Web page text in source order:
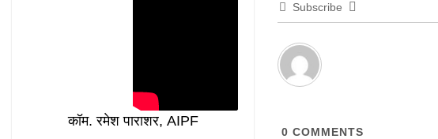
Subscribe
0 COMMENTS
कॉम. रमेश पाराशर, AIPF